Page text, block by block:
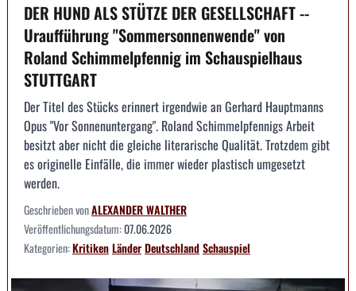
DER HUND ALS STÜTZE DER GESELLSCHAFT --
Uraufführung "Sommersonnenwende" von
Roland Schimmelpfennig im Schauspielhaus
STUTTGART
Der Titel des Stücks erinnert irgendwie an Gerhard Hauptmanns
Opus "Vor Sonnenuntergang". Roland Schimmelpfennigs Arbeit
besitzt aber nicht die gleiche literarische Qualität. Trotzdem gibt
es originelle Einfälle, die immer wieder plastisch umgesetzt
werden.
Geschrieben vonALEXANDER WALTHER
Veröffentlichungsdatum:07.06.2026
Kategorien:KritikenLänderDeutschlandSchauspiel